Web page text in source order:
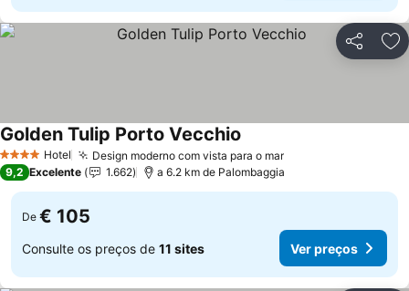
Partilhar
4 EstrelasHotel Design moderno com vista para o marVer preços
Golden Tulip Porto Vecchio
9,2 Excelente 1.662 a 6.2 km de Palombaggia
De € 105
Consulte os preços de 11 sites Ver preços